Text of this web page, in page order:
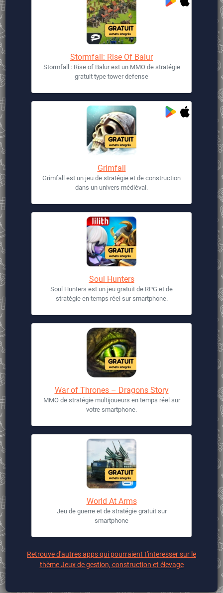
Stormfall: Rise Of Balur
Stormfall : Rise of Balur est un MMO de stratégie
gratuit type tower defense
Grimfall
Grimfall est un jeu de stratégie et de construction
dans un univers médiéval.
Soul Hunters
Soul Hunters est un jeu gratuit de RPG et de
stratégie en temps réel sur smartphone.
War of Thrones – Dragons Story
MMO de stratégie multijoueurs en temps réel sur
votre smartphone.
World At Arms
Jeu de guerre et de stratégie gratuit sur
smartphone
Retrouve d'autres apps qui pourraient t'interesser sur le
thème Jeux de gestion, construction et élevage